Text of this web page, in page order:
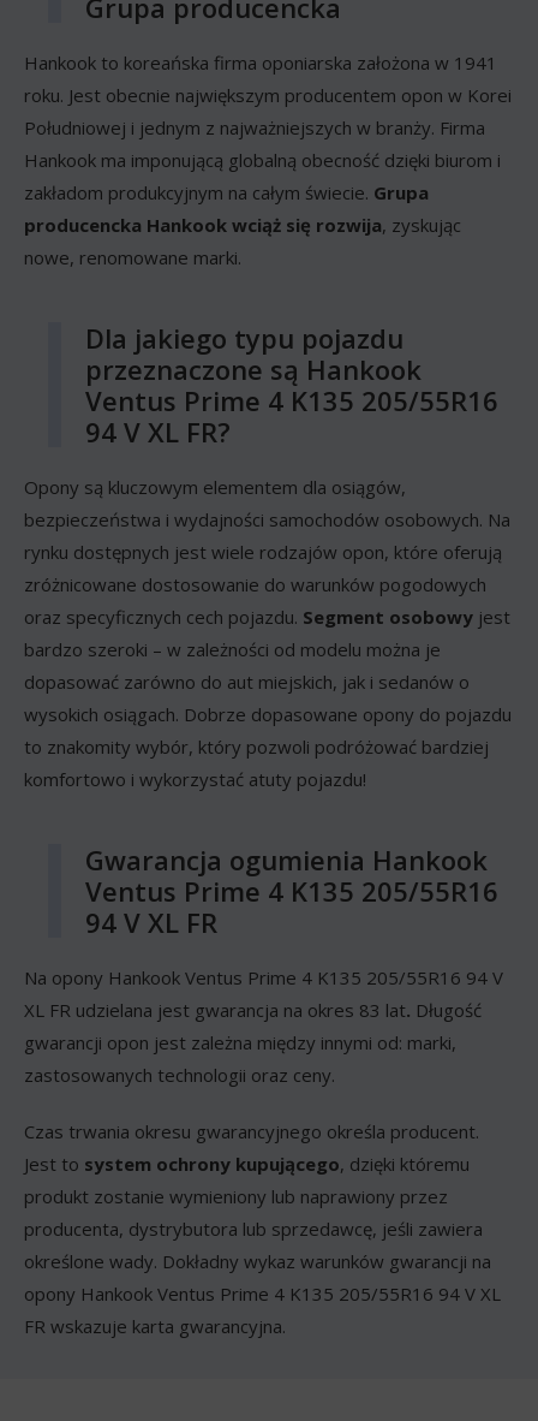
Hankook to koreańska firma oponiarska założona w 1941
roku. Jest obecnie największym producentem opon w Korei
Południowej i jednym z najważniejszych w branży. Firma
Hankook ma imponującą globalną obecność dzięki biurom i
zakładom produkcyjnym na całym świecie. Grupa
producencka Hankook wciąż się rozwija, zyskując
nowe, renomowane marki.
Dla jakiego typu pojazdu
przeznaczone są Hankook
Ventus Prime 4 K135 205/55R16
94 V XL FR?
Opony są kluczowym elementem dla osiągów,
bezpieczeństwa i wydajności samochodów osobowych. Na
rynku dostępnych jest wiele rodzajów opon, które oferują
zróżnicowane dostosowanie do warunków pogodowych
oraz specyficznych cech pojazdu. Segment osobowy jest
bardzo szeroki – w zależności od modelu można je
dopasować zarówno do aut miejskich, jak i sedanów o
wysokich osiągach. Dobrze dopasowane opony do pojazdu
to znakomity wybór, który pozwoli podróżować bardziej
komfortowo i wykorzystać atuty pojazdu!
Gwarancja ogumienia Hankook
Ventus Prime 4 K135 205/55R16
94 V XL FR
Na opony Hankook Ventus Prime 4 K135 205/55R16 94 V
XL FR udzielana jest gwarancja na okres 83 lat. Długość
gwarancji opon jest zależna między innymi od: marki,
zastosowanych technologii oraz ceny.
Czas trwania okresu gwarancyjnego określa producent.
Jest to system ochrony kupującego, dzięki któremu
produkt zostanie wymieniony lub naprawiony przez
producenta, dystrybutora lub sprzedawcę, jeśli zawiera
określone wady. Dokładny wykaz warunków gwarancji na
opony Hankook Ventus Prime 4 K135 205/55R16 94 V XL
FR wskazuje karta gwarancyjna.